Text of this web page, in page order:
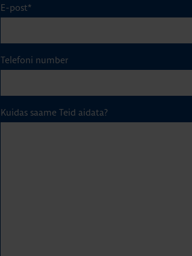
E-post*
Telefoni number
Kuidas saame Teid aidata?